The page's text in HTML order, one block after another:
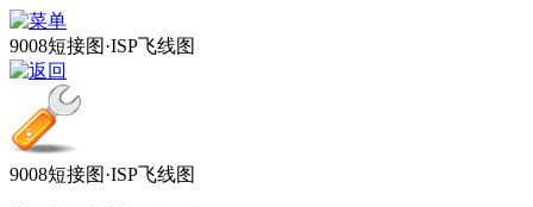
9008短接图·ISP飞线图
9008短接图·ISP飞线图